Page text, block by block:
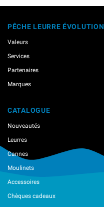
Hameçons
Nylons / Tresses / Cables
Pinces / Outillage
Têtes Plombées
PÊCHE LEURRE ÉVOLUTION
Valeurs
Services
Partenaires
Marques
CATALOGUE
Nouveautés
Leurres
Cannes
Moulinets
Accessoires
Chèques cadeaux